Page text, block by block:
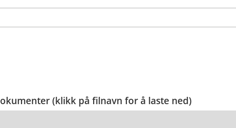
(klikk på filnavn for å laste ned)